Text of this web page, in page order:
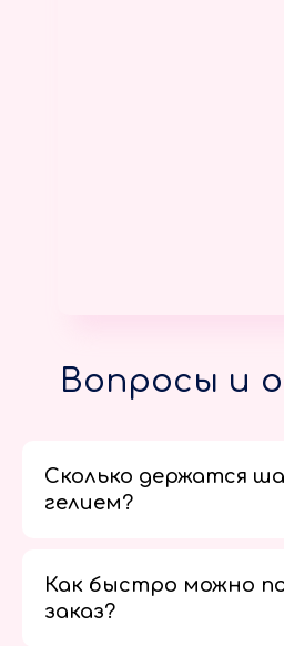
Вопросы и
Сколько держатся
гелием?
Как быстро можно
заказ?